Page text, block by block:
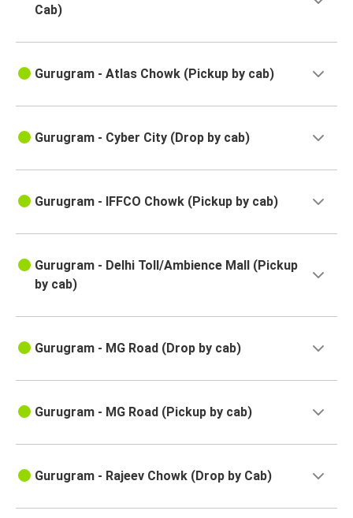
Cab)
Gurugram - Atlas Chowk (Pickup by cab)
Gurugram - Cyber City (Drop by cab)
Gurugram - IFFCO Chowk (Pickup by cab)
Gurugram - Delhi Toll/Ambience Mall (Pickup
by cab)
Gurugram - MG Road (Drop by cab)
Gurugram - MG Road (Pickup by cab)
Gurugram - Rajeev Chowk (Drop by Cab)